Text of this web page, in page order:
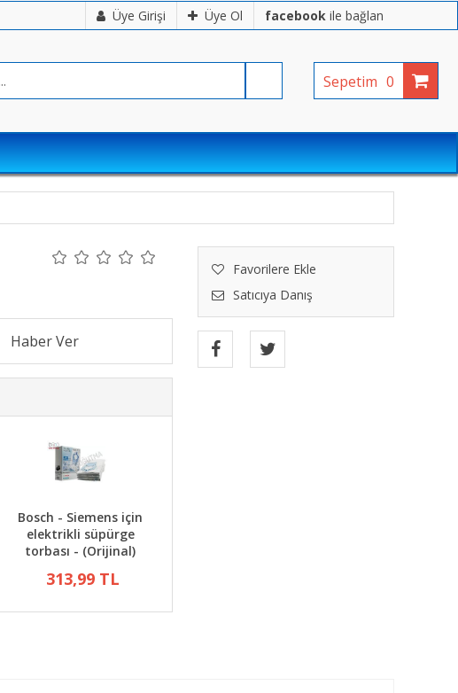
Üye Girişi Üye Ol facebook ile bağlan
Sepetim 0
Favorilere Ekle
Satıcıya Danış
Bosch - Siemens için
elektrikli süpürge
torbası - (Orijinal)
313,99 TL